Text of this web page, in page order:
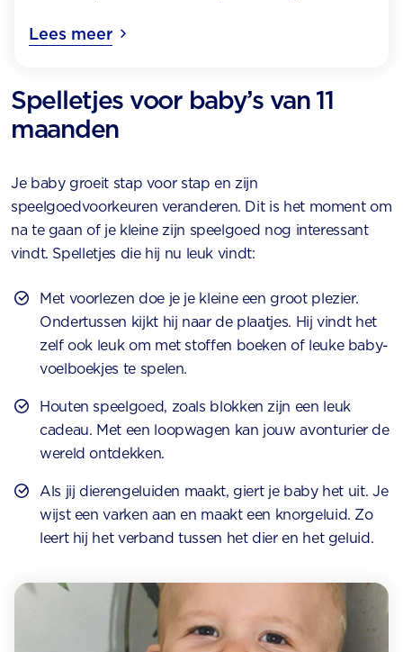
Lees meer
Spelletjes voor baby’s van 11
maanden
Je baby groeit stap voor stap en zijn
speelgoedvoorkeuren veranderen. Dit is het moment om
na te gaan of je kleine zijn speelgoed nog interessant
vindt. Spelletjes die hij nu leuk vindt:
Met voorlezen doe je je kleine een groot plezier.
Ondertussen kijkt hij naar de plaatjes. Hij vindt het
zelf ook leuk om met stoffen boeken of leuke baby-
voelboekjes te spelen.
Houten speelgoed, zoals blokken zijn een leuk
cadeau. Met een loopwagen kan jouw avonturier de
wereld ontdekken.
Als jij dierengeluiden maakt, giert je baby het uit. Je
wijst een varken aan en maakt een knorgeluid. Zo
leert hij het verband tussen het dier en het geluid.